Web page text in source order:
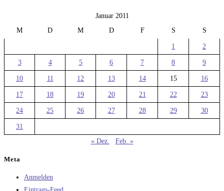
Januar 2011
M
D M D F S S
1 2
3 4 5 6 7 8 9
10 11 12 13 14 15 16
17 18 19 20 21 22 23
24 25 26 27 28 29 30
31
« Dez.
Feb. »
Meta
Anmelden